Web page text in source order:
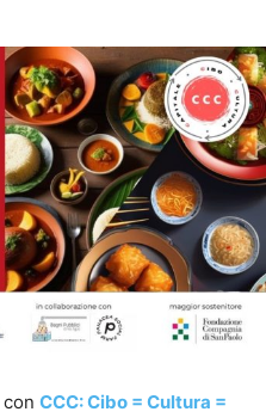
con CCC: Cibo = Cultura =